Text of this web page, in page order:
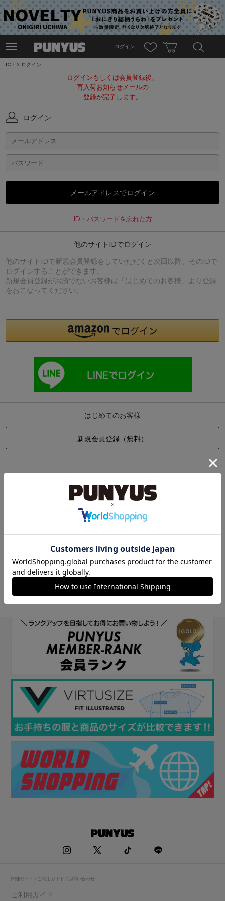
ログイン
TOP ログイン
ログインもしくは会員登録後、
再入荷お知らせメールの
登録が完了します。
ログイン
ID・パスワードを忘れた方
他のサイトIDでログイン
他のサイトIDで新規会員登録をしていただくと次回以降、そのIDで
ログインすることができます。
新規会員登録がお済でないお客様は「はじめてのお客様」より登録
をおこなってください。
はじめてのお客様
他のサイトIDで新規会員登録をしていただくと次回以降、そのIDで
ログインすることができます。
関連サイト / ご利用ガイド / お問い合わせ
ご利用ガイド